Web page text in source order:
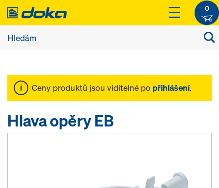
0
Ceny produktů jsou viditelné po přihlášení.
Hlava opěry EB